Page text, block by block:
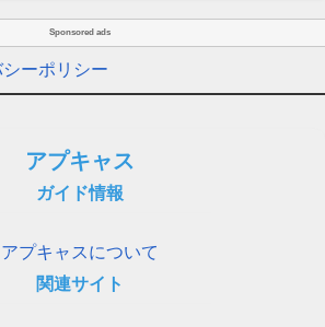
Sponsored ads
ーポリシー
アプキャス
ガイド情報
アプキャスについて
関連サイト